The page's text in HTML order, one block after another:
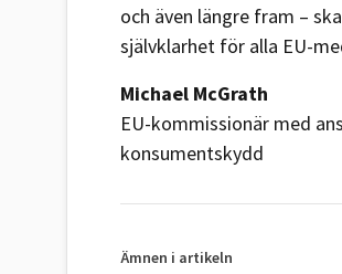
och även längre fram –
självklarhet för alla EU-
Michael McGrath
EU-kommissionär med
konsumentskydd
Ämnen i artikeln